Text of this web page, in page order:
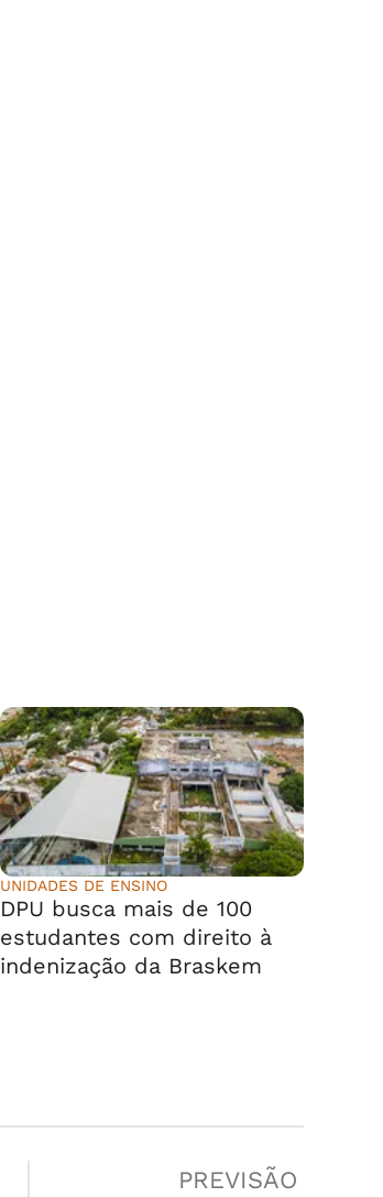
UNIDADES DE ENSINO
DPU busca mais de 100
estudantes com direito à
indenização da Braskem
PREVISÃO